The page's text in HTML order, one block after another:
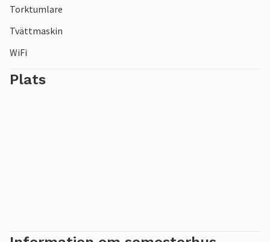
med cykel och njut av den friska havsbrisen.
Torktumlare
Tvättmaskin
WiFi
Plats